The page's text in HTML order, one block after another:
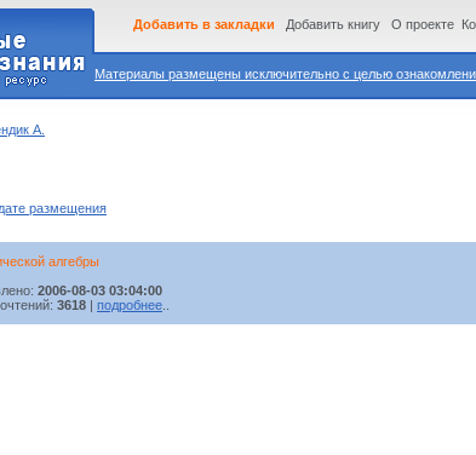
Материалы размещены исключительно с целью
Добавить в закладки Добавить книгу О проекте
А.
дате размещения
алгебры
2006-08-03 03:04:00
3618 подробнее